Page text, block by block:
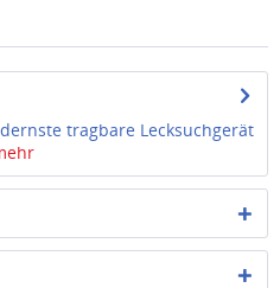
tragbare Lecksuchgerät